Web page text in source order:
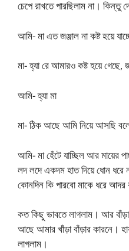
চেপে রাখতে পারছিলাম না। কিন্তু
আমি- মা এত জঞ্জাল না কষ্ট হয়ে
মা- হ্যা রে আমারও কষ্ট হয়ে গেছে,
আমি- হ্যা মা
মা- ঠিক আছে আমি নিয়ে আসছি বলে
আমি- মা হেঁটে যাচ্ছিল আর মায়ের
লদ লদে একদম হাত দিয়ে ধোন ধরে
কোনদিন কি পারবো মাকে ধরে
কত কিছু ভাবতে লাগলাম। আর বাঁড়া
আছে আমার খাঁড়া বাঁড়ার কারনে।
লাগলাম।